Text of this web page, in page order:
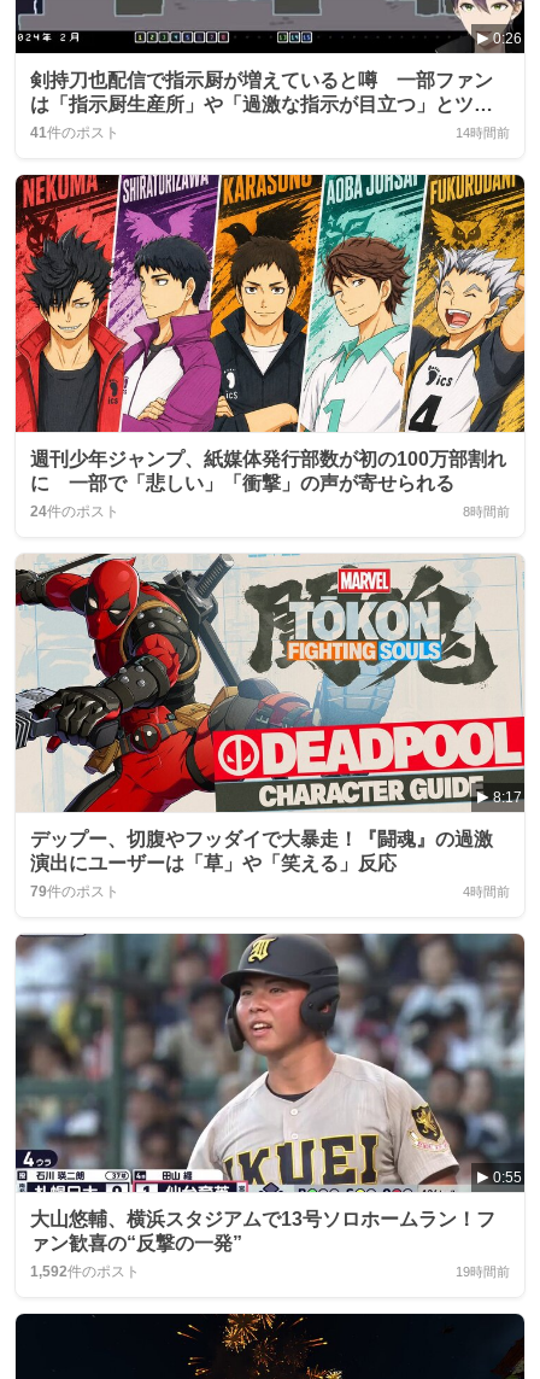
0:26
剣持刀也配信で指示厨が増えていると噂 一部ファン
は「指示厨生産所」や「過激な指示が目立つ」とツイ
ート
41件のポスト 14時間前
週刊少年ジャンプ、紙媒体発行部数が初の100万部割れ
に 一部で「悲しい」「衝撃」の声が寄せられる
24件のポスト 8時間前
8:17
デップー、切腹やフッダイで大暴走！『闘魂』の過激
演出にユーザーは「草」や「笑える」反応
79件のポスト 4時間前
0:55
大山悠輔、横浜スタジアムで13号ソロホームラン！フ
ァン歓喜の“反撃の一発”
1,592件のポスト 19時間前